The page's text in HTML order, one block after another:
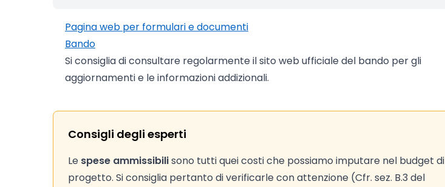
Pagina web per formulari e documenti
Bando
Si consiglia di consultare regolarmente il sito web ufficiale del bando per gli
aggiornamenti e le informazioni addizionali.
Consigli degli esperti
Le spese ammissibilisono tutti quei costi che possiamo imputare nel budget di
progetto. Si consiglia pertanto di verificarle con attenzione (Cfr. sez. B.3 del